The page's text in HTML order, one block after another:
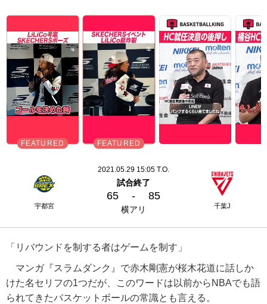
宇都宮
2021.05.29 15:05 T.O.
試合終了
65 - 85
横アリ 千葉J
「リバウンドを制する者はゲームを制す」
マンガ『スラムダンク』で赤木剛憲が桜木花道に話しか
けた名セリフの1つだが、このワードは以前からNBAでも語
られてきたバスケットボールの常識とも言える。